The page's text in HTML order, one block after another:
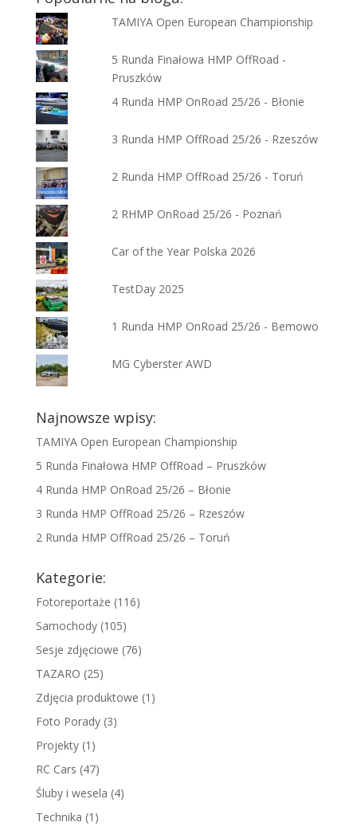
TAMIYA Open European Championship
5 Runda Finałowa HMP OffRoad -
Pruszków
4 Runda HMP OnRoad 25/26 - Błonie
3 Runda HMP OffRoad 25/26 - Rzeszów
2 Runda HMP OffRoad 25/26 - Toruń
2 RHMP OnRoad 25/26 - Poznań
Car of the Year Polska 2026
TestDay 2025
1 Runda HMP OnRoad 25/26 - Bemowo
MG Cyberster AWD
Najnowsze wpisy:
TAMIYA Open European Championship
5 Runda Finałowa HMP OffRoad – Pruszków
4 Runda HMP OnRoad 25/26 – Błonie
3 Runda HMP OffRoad 25/26 – Rzeszów
2 Runda HMP OffRoad 25/26 – Toruń
Kategorie:
Fotoreportaże (116)
Samochody(105)
Sesje zdjęciowe (76)
TAZARO (25)
Zdjęcia produktowe (1)
Foto Porady(3)
Projekty(1)
RC Cars (47)
Śluby i wesela (4)
Technika (1)